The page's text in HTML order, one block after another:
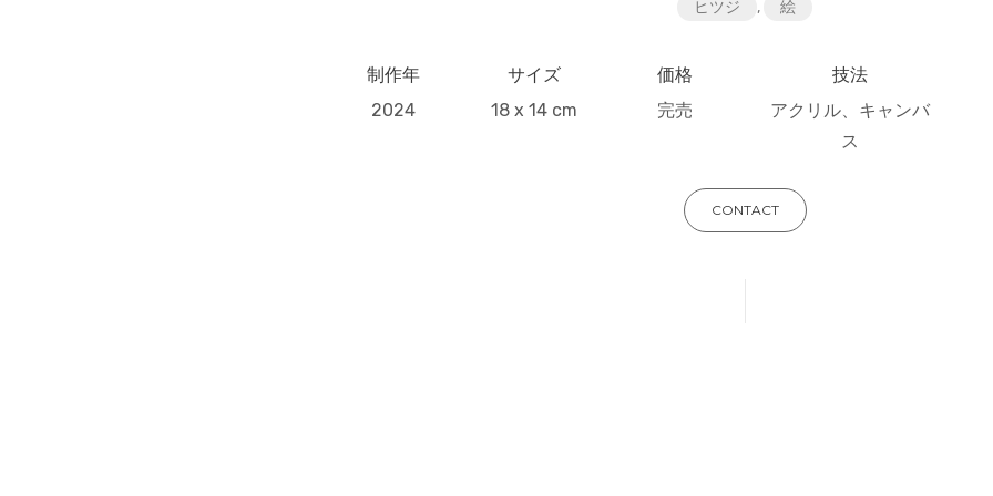
ヒツジ , 絵
制作年
2024
サイズ
18 x 14 cm
価格
完売
技法
アクリル、キャンバ
ス
CONTACT